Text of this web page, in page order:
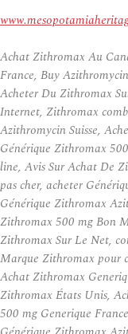
Achat Zithromax Au
France, Buy
Acheter Du Zithromax
Internet, Zithromax
Azithromycin Suisse,
Générique Zithromax
line, Avis Sur Achat De
pas cher, acheter
Générique Zithromax
Zithromax 500 mg Bon
Zithromax Sur Le Net,
Marque Zithromax pour
Achat Zithromax
Zithromax États Unis,
500 mg Generique